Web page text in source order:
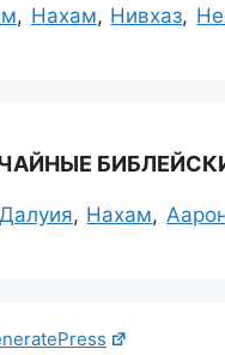
Нахам Нивхаз
Далуия Нахам